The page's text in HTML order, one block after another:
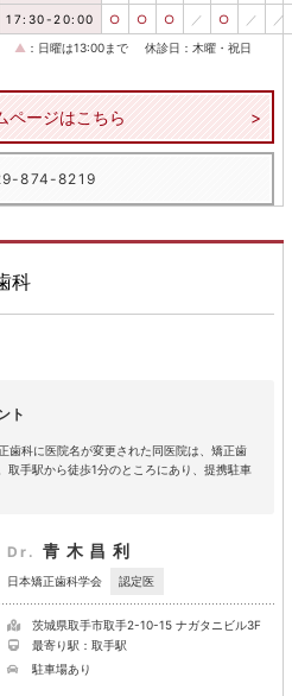
17:30-20:00 ○ ○ ○ ／ ○ ／ ／
▲ ：日曜は13:00まで 休診日：木曜・祝日
ページはこちら
874-8219
科
ト
歯科に医院名が変更された同医院は、矯正歯
取手駅から徒歩1分のところにあり、提携駐車
Dr. 青木昌利
日本矯正歯科学会 認定医
茨城県取手市取手2-10-15 ナガタニビル3F
最寄り駅：取手駅
駐車場あり